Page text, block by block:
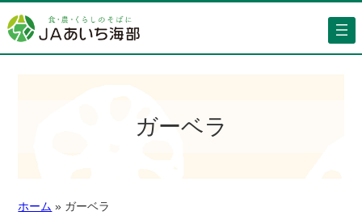
ガーベラ
ホーム » ガーベラ